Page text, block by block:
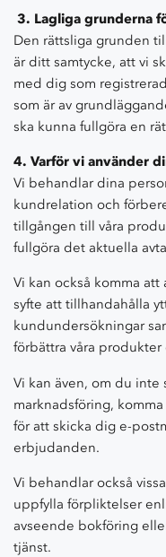
3. Lagliga grunderna
Den rättsliga grunden
är ditt samtycke, att vi
med dig som
som är av
ska kunna fullgöra en
4. Varför vi använder
Vi behandlar dina
kundrelation och
tillgången till våra
fullgöra det aktuella
Vi kan också komma
syfte att tillhandahålla
kundundersökningar
förbättra våra produkter
Vi kan även, om du
marknadsföring,
för att skicka dig e-
erbjudanden.
Vi behandlar också
uppfylla förpliktelser
avseende bokföring
tjänst.